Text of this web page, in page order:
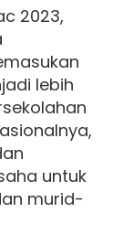
2023,
lebih
untuk
murid-